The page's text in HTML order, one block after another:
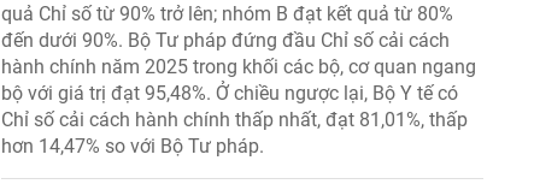
quả Chỉ số từ 90% trở lên; nhóm B đạt kết quả từ 80%
đến dưới 90%. Bộ Tư pháp đứng đầu Chỉ số cải cách
hành chính năm 2025 trong khối các bộ, cơ quan ngang
bộ với giá trị đạt 95,48%. Ở chiều ngược lại, Bộ Y tế có
Chỉ số cải cách hành chính thấp nhất, đạt 81,01%, thấp
hơn 14,47% so với Bộ Tư pháp.